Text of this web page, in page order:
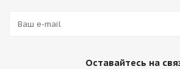
Оставайтесь на